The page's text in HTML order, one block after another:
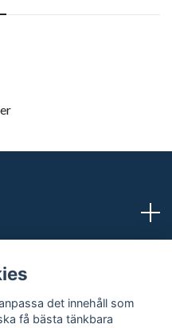
det innehåll som
få bästa tänkbara